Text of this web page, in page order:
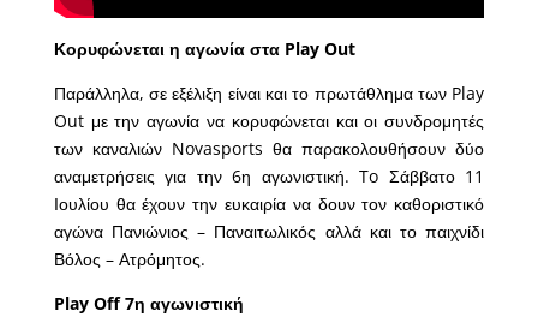
Κορυφώνεται η αγωνία στα Play Out
Παράλληλα, σε εξέλιξη είναι και το πρωτάθλημα των Play
Out με την αγωνία να κορυφώνεται και οι συνδρομητές
των καναλιών Novasports θα παρακολουθήσουν δύο
αναμετρήσεις για την 6η αγωνιστική. To Σάββατο 11
Ιουλίου θα έχουν την ευκαιρία να δουν τον καθοριστικό
αγώνα Πανιώνιος – Παναιτωλικός αλλά και το παιχνίδι
Βόλος – Ατρόμητος.
Play Off 7η αγωνιστική